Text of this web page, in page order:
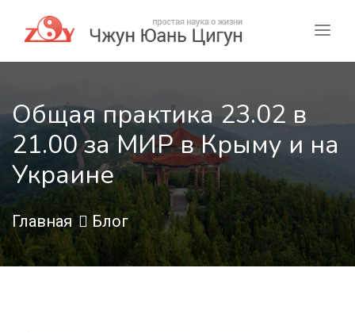
Общая практика 23.02 в
21.00 за МИР в Крыму и на
Украине
Главная Блог